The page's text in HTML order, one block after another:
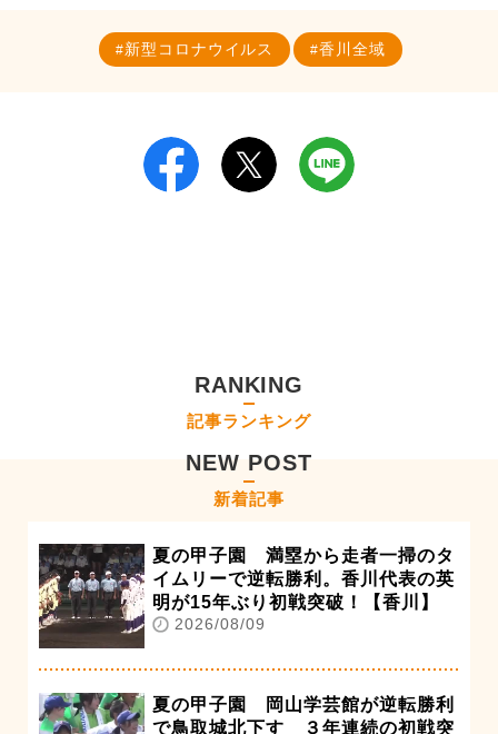
新型コロナウイルス 香川全域
RANKING
記事ランキング
NEW POST
新着記事
夏の甲子園 満塁から走者一掃のタ
イムリーで逆転勝利。香川代表の英
明が15年ぶり初戦突破！【香川】
2026/08/09
夏の甲子園 岡山学芸館が逆転勝利
で鳥取城北下す ３年連続の初戦突